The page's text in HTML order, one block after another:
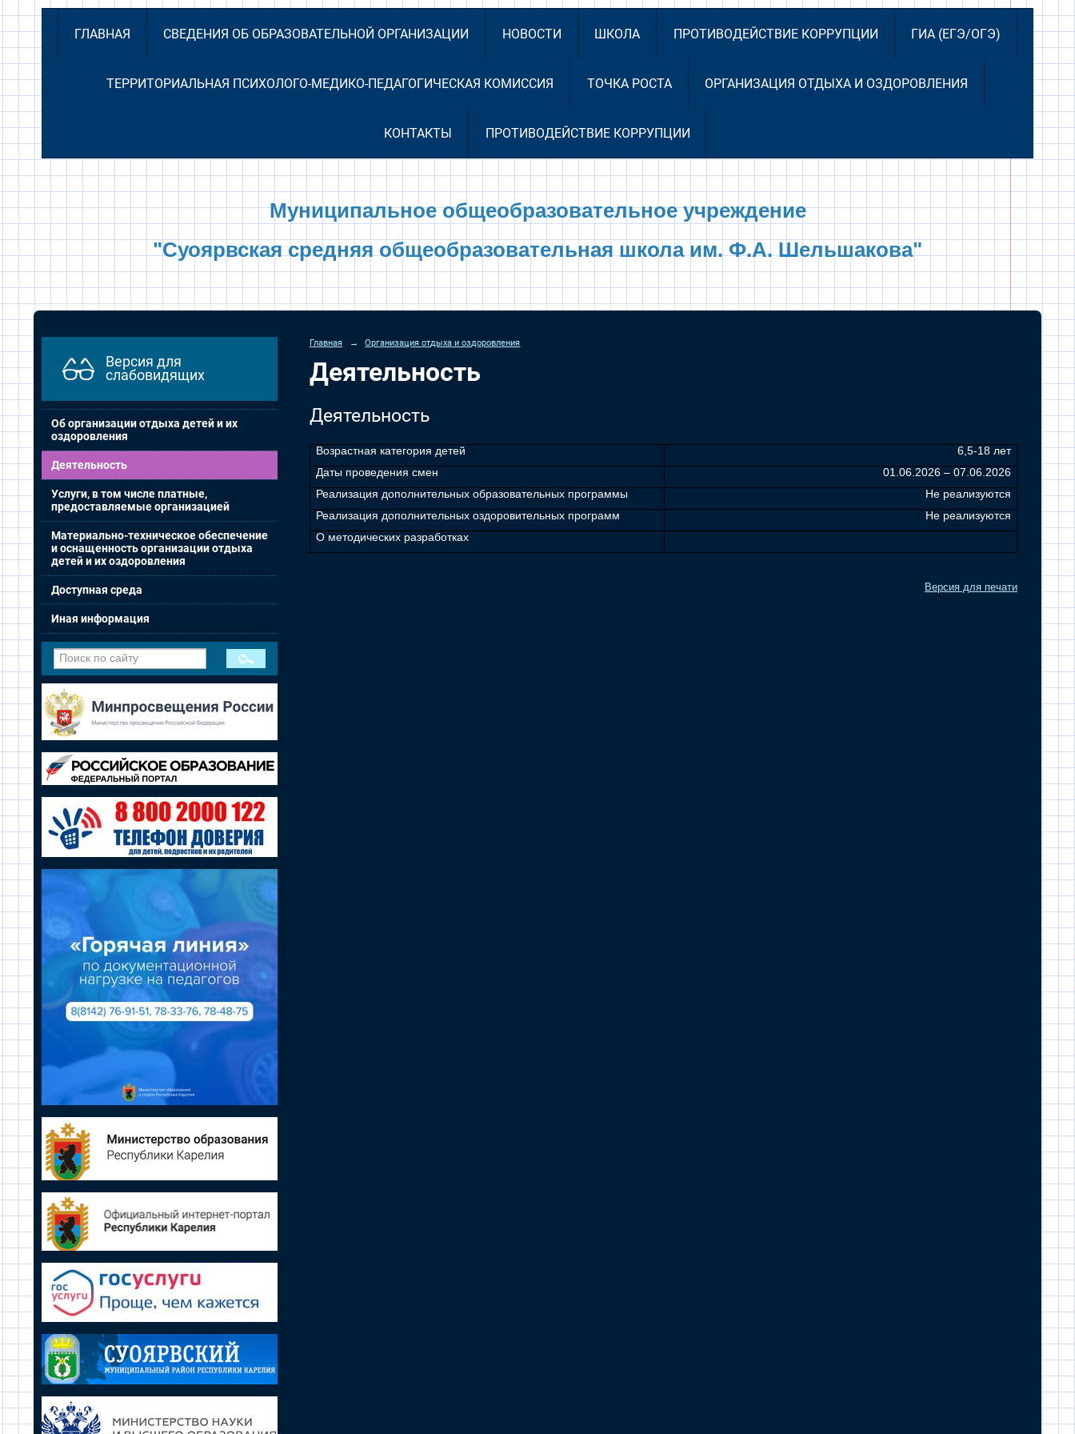
ГЛАВНАЯ СВЕДЕНИЯ ОБ ОБРАЗОВАТЕЛЬНОЙ ОРГАНИЗАЦИИ НОВОСТИ ШКОЛА ПРОТИВОДЕЙСТВИЕ КОРРУПЦИИ ГИА (ЕГЭ/ОГЭ)
ТЕРРИТОРИАЛЬНАЯ ПСИХОЛОГО-МЕДИКО-ПЕДАГОГИЧЕСКАЯ КОМИССИЯ ТОЧКА РОСТА ОРГАНИЗАЦИЯ ОТДЫХА И ОЗДОРОВЛЕНИЯ
КОНТАКТЫ ПРОТИВОДЕЙСТВИЕ КОРРУПЦИИ
Муниципальное общеобразовательное учреждение
"Суоярвская средняя общеобразовательная школа им. Ф.А. Шельшакова"
Версия для
слабовидящих
Об организации отдыха детей и их
оздоровления
Деятельность
Услуги, в том числе платные,
предоставляемые организацией
Материально-техническое обеспечение
и оснащенность организации отдыха
детей и их оздоровления
Доступная среда
Иная информация
Главная → Организация отдыха и оздоровления
Деятельность
Деятельность
Возрастная категория детей
6,5-18 лет
Даты проведения смен
01.06.2026 – 07.06.2026
Реализация дополнительных образовательных программы
Не реализуются
Реализация дополнительных оздоровительных программ
Не реализуются
О методических разработках
Версия для печати